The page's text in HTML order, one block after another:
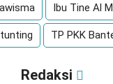
Ibu Tine Al
TP PKK
Redaksi